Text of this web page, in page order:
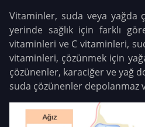
Vitaminler, suda veya yağda
yerinde sağlık için farklı
vitaminleri ve C vitaminleri,
vitaminleri, çözünmek için
çözünenler, karaciğer ve yağ
suda çözünenler depolanmaz